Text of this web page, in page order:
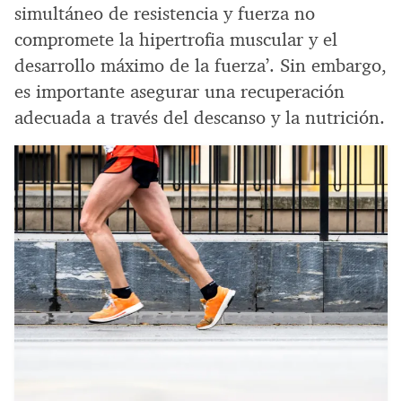
simultáneo de resistencia y fuerza no
compromete la hipertrofia muscular y el
desarrollo máximo de la fuerza’. Sin embargo,
es importante asegurar una recuperación
adecuada a través del descanso y la nutrición.